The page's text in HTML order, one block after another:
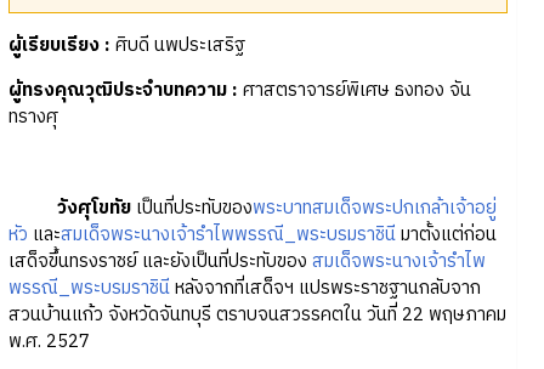
ผู้เรียบเรียง : ศิบดี นพประเสริฐ
ผู้ทรงคุณวุฒิประจำบทความ : ศาสตราจารย์พิเศษ ธงทอง จัน
ทรางศุ
วังศุโขทัยเป็นที่ประทับของพระบาทสมเด็จพระปกเกล้าเจ้าอยู่
หัว และสมเด็จพระนางเจ้ารำไพพรรณี_พระบรมราชินีมาตั้งแต่ก่อน
เสด็จขึ้นทรงราชย์ และยังเป็นที่ประทับของ สมเด็จพระนางเจ้ารำไพ
พรรณี_พระบรมราชินีหลังจากที่เสด็จฯ แปรพระราชฐานกลับจาก
สวนบ้านแก้ว จังหวัดจันทบุรี ตราบจนสวรรคตใน วันที่ 22 พฤษภาคม
พ.ศ. 2527